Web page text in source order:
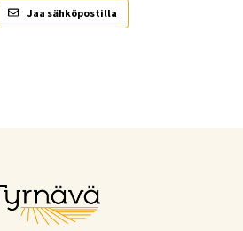
Jaa sähköpostilla